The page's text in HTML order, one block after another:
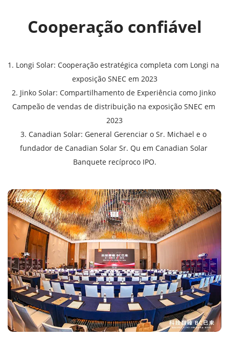
Cooperação confiável
1. Longi Solar: Cooperação estratégica completa com Longi na
exposição SNEC em 2023
2. Jinko Solar: Compartilhamento de Experiência como Jinko
Campeão de vendas de distribuição na exposição SNEC em
2023
3. Canadian Solar: General Gerenciar o Sr. Michael e o
fundador de Canadian Solar Sr. Qu em Canadian Solar
Banquete recíproco IPO.